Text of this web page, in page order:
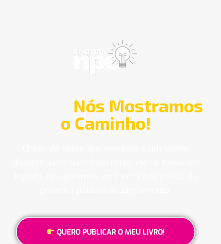
Nós Mostramos
o Caminho!
QUERO PUBLICAR O MEU LIVRO!